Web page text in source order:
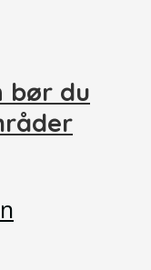
bør du